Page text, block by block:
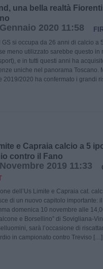
una bella realtà
2020 11:58
GS si occupa da 26 anni di calcio a
meno utilizzato sarebbe questo in
e in tutti questi anni ha
uniche nel panorama Toscano.
2019/2020 ha confermato i grandi
e Capraia calcio a 5
contro il Fano
2019 11:33
dell’Us Limite e Capraia cat.
di un nuovo capitolo importante:
domenica 10 novembre alle
e Borsellino” di Sovigliana-
sarà l’occasione di
in campionato contro Treviso […]